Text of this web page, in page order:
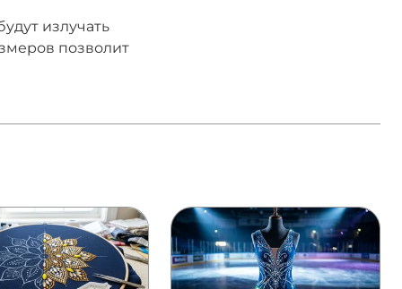
излучать
позволит